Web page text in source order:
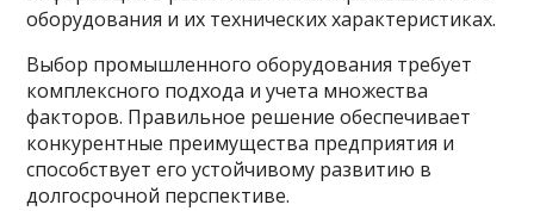
оборудования и их технических характеристиках.
Выбор промышленного оборудования требует
комплексного подхода и учета множества
факторов. Правильное решение обеспечивает
конкурентные преимущества предприятия и
способствует его устойчивому развитию в
долгосрочной перспективе.